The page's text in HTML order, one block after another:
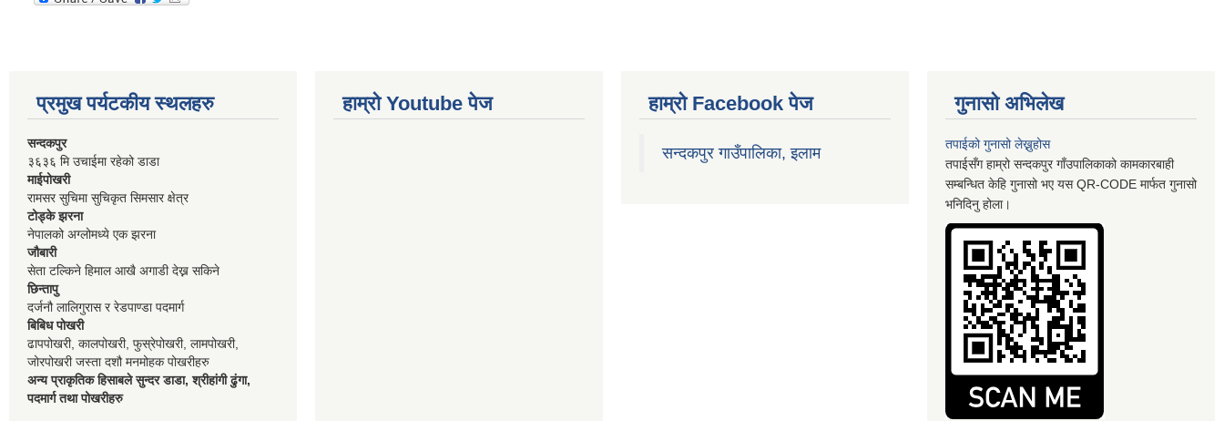
प्रमुख पर्यटकीय स्थलहरु
सन्दकपुर
३६३६ मि उचाईमा रहेको डाडा
माईपोखरी
रामसर सुचिमा सुचिकृत सिमसार क्षेत्र
टोड्के झरना
नेपालको अग्लोमध्ये एक झरना
जौबारी
सेता टल्किने हिमाल आखै अगाडी देख्न सकिने
छिन्तापु
दर्जनौ लालिगुरास र रेडपाण्डा पदमार्ग
बिबिध पोखरी
ढापपोखरी, कालपोखरी, फुस्रेपोखरी, लामपोखरी,
जोरपोखरी जस्ता दशौ मनमोहक पोखरीहरु
अन्य प्राकृतिक हिसाबले सुन्दर डाडा, श्रीहांगी ढुंगा,
पदमार्ग तथा पोखरीहरु
हाम्रो Youtube पेज हाम्रो Facebook पेज
सन्दकपुर गाउँपालिका, इलाम
गुनासो अभिलेख
तपाईको गुनासो लेख्नुहोस
तपाईसँग हाम्रो सन्दकपुर गाँउपालिकाको कामकारबाही
सम्बन्धित केहि गुनासो भए यस QR-CODE मार्फत गुनासो
भनिदिनु होला।